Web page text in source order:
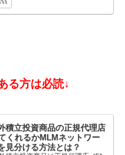
る方は必読↓
積立投資商品の正規代理店
くれるかMLMネットワー
見分ける方法とは？